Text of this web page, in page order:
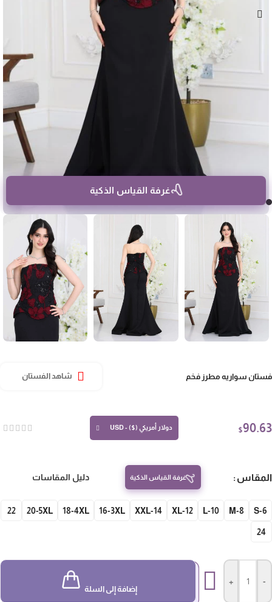
غرفة القياس الذكية
سواريه مطرز فخم شاهد الفستان
$ دولار أمريكي ($) - USD
غرفة القياس الذكية دليل المقاسات
S-
10-L
12-XL
14-XXL
16-3XL
18-4XL
20-5XL
22
24
إضافة إلى السلة